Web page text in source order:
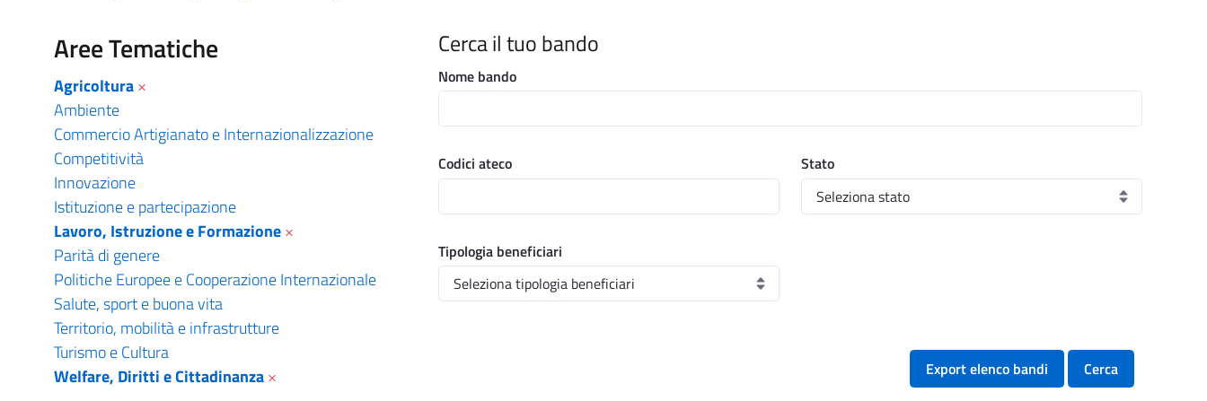
Catalogo bandi - Servizi Digitali Regione Puglia
Aree Tematiche
Agricoltura×
Ambiente
Commercio Artigianato e Internazionalizzazione
Competitività
Innovazione
Istituzione e partecipazione
Lavoro, Istruzione e Formazione×
Parità di genere
Politiche Europee e Cooperazione Internazionale
Salute, sport e buona vita
Territorio, mobilità e infrastrutture
Turismo e Cultura
Welfare, Diritti e Cittadinanza×
Cerca il tuo bando
Nome bando
Codici ateco Stato
Tipologia beneficiari
Export elenco bandi Cerca